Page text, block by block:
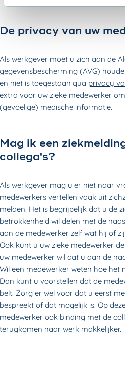
De privacy van uw
Als werkgever moet u zich aan de
gegevensbescherming (AVG)
en niet is toegestaan qua privacy
extra voor uw zieke medewerker
(gevoelige) medische informatie.
Mag ik een
collega's?
Als werkgever mag u er niet naar
medewerkers vertellen vaak uit
melden. Het is begrijpelijk dat u de
betrokkenheid wil delen met de
aan de medewerker zelf wat hij of
Ook kunt u uw zieke medewerker
uw medewerker wil dat u aan de
Wil een medewerker weten hoe het
Dan kunt u voorstellen dat de
belt. Zorg er wel voor dat u eerst
bespreekt of dat mogelijk is. Op
medewerker ook binding met de
terugkomen naar werk makkelijker.